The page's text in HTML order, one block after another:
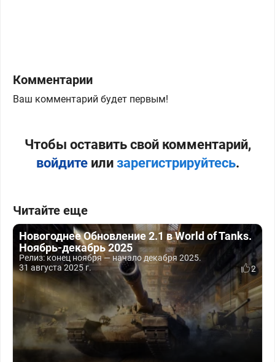
Комментарии
Ваш комментарий будет первым!
Чтобы оставить свой комментарий,
войдитеили зарегистрируйтесь.
Читайте еще
Новогоднее Обновление 2.1 в World of Tanks.
Ноябрь-декабрь 2025
Релиз: конец ноября — начало декабря 2025.
31 августа 2025 г.
2